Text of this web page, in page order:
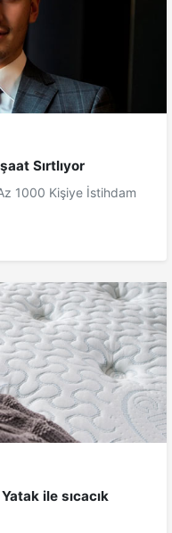
Sırtlıyor
1000 Kişiye İstihdam
ile sıcacık